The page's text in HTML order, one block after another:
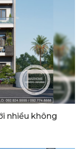
nhiều không